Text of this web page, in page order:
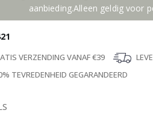
aanbieding.Alleen geldig voor
VERZENDING VANAF €39
TEVREDENHEID GEGARANDEERD